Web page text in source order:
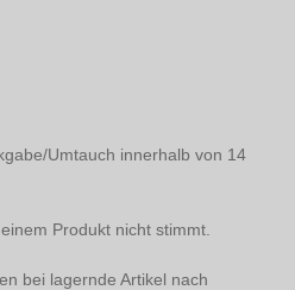
Umtauch innerhalb von 14
Produkt nicht stimmt.
bei lagernde Artikel nach